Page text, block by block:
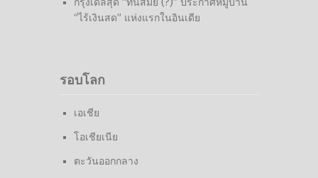
“ไร้เงินสด” แห่งแรกในอินเดีย
รอบโลก
เอเชีย
โอเชียเนีย
ตะวันออกกลาง